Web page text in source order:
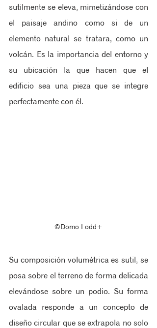
sutilmente se eleva, mimetizándose con
el paisaje andino como si de un
elemento natural se tratara, como un
volcán. Es la importancia del entorno y
su ubicación la que hacen que el
edificio sea una pieza que se integre
perfectamente con él.
©Domo ‖ odd+
Su composición volumétrica es sutil, se
posa sobre el terreno de forma delicada
elevándose sobre un podio. Su forma
ovalada responde a un concepto de
diseño circular que se extrapola no solo